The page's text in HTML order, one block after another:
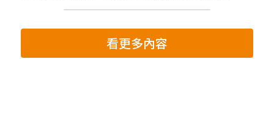
看更多內容